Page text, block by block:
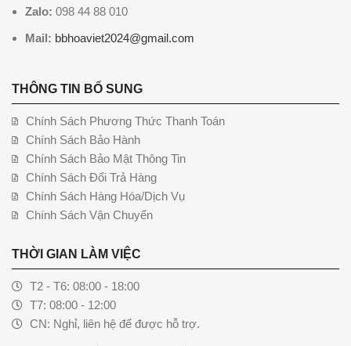
Zalo: 098 44 88 010
Mail: bbhoaviet2024@gmail.com
THÔNG TIN BỔ SUNG
Chính Sách Phương Thức Thanh Toán
Chính Sách Bảo Hành
Chính Sách Bảo Mật Thông Tin
Chính Sách Đổi Trả Hàng
Chính Sách Hàng Hóa/Dịch Vụ
Chính Sách Vận Chuyển
THỜI GIAN LÀM VIỆC
T2 - T6: 08:00 - 18:00
T7: 08:00 - 12:00
CN: Nghỉ, liên hệ để được hỗ trợ.